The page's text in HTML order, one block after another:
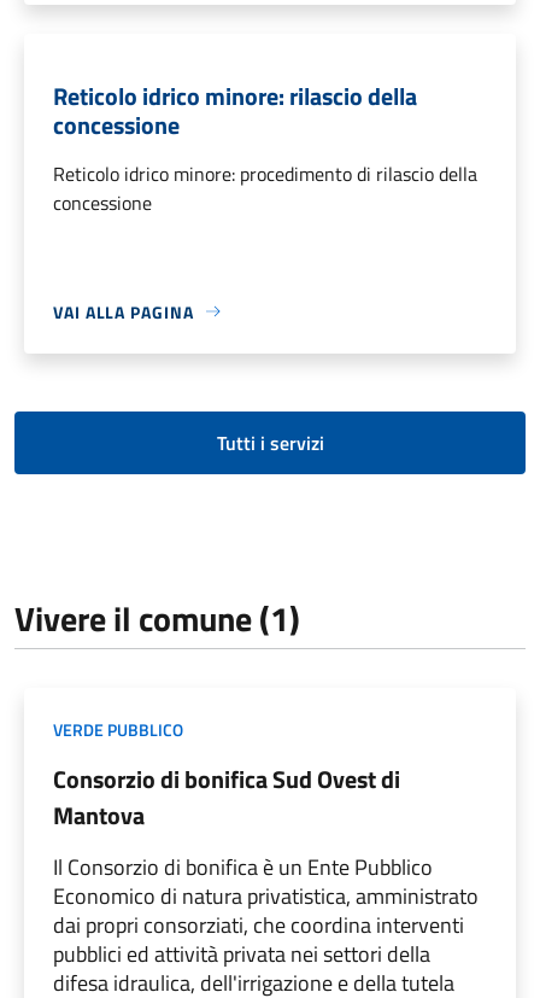
Reticolo idrico minore: rilascio della
concessione
Reticolo idrico minore: procedimento di rilascio della
concessione
VAI ALLA PAGINA
Tutti i servizi
Vivere il comune (1)
VERDE PUBBLICO
Consorzio di bonifica Sud Ovest di
Mantova
Il Consorzio di bonifica è un Ente Pubblico
Economico di natura privatistica, amministrato
dai propri consorziati, che coordina interventi
pubblici ed attività privata nei settori della
difesa idraulica, dell'irrigazione e della tutela